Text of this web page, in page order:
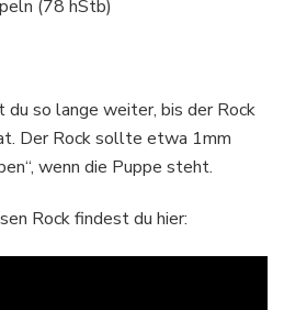
(78 hStb)
so lange weiter, bis der Rock
Der Rock sollte etwa 1mm
wenn die Puppe steht.
Rock findest du hier: